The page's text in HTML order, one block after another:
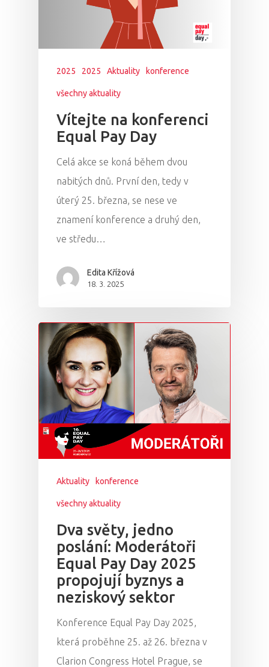
2025 2025 Aktuality konference
všechny aktuality
Vítejte na konferenci
Equal Pay Day
Celá akce se koná během dvou
nabitých dnů. První den, tedy v
úterý 25. března, se nese ve
znamení konference a druhý den,
ve středu…
Edita Křížová
18. 3. 2025
Aktuality konference
všechny aktuality
Dva světy, jedno
poslání: Moderátoři
Equal Pay Day 2025
propojují byznys a
neziskový sektor
Konference Equal Pay Day 2025,
která proběhne 25. až 26. března v
Clarion Congress Hotel Prague, se